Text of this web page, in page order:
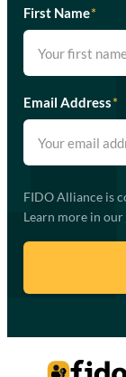
First Name*
Email Address*
FIDO Alliance is
Learn more in our